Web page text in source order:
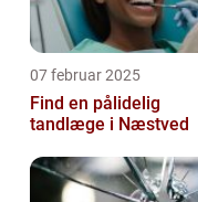
07 februar 2025
Find en pålidelig
tandlæge i Næstved